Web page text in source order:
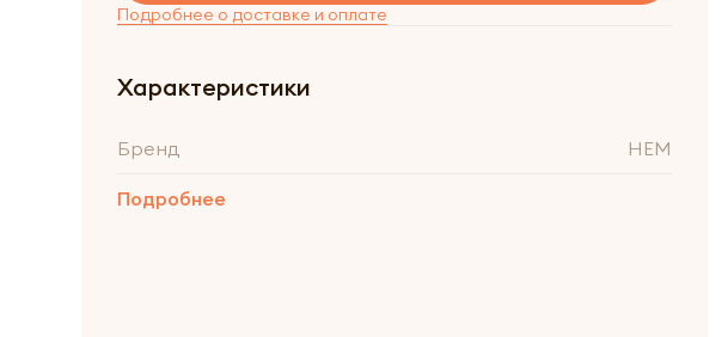
Подробнее о доставке и оплате
Характеристики
Бренд HEM
Подробнее